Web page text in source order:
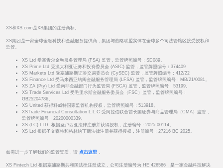
XS和XS.com是XS集团的注册商标。
XS集团是一家全球金融科技和金融服务提供商，集团与战略联盟实体在全球多个司法管辖区接受授权和
监管。
XS Ltd 受塞舌尔金融服务管理局 (FSA) 监管，监管牌照编号：SD089。
XS Prime Ltd 受澳大利亚证券和投资委员会 (ASIC) 监管，监管牌照编号：374409
XS Markets Ltd 受塞浦路斯证券交易委员会 (CySEC) 监管，监管牌照编号：412/22
XS Finance Ltd 受马来西亚纳闽金融服务管理局 (LFSA) 监管，监管牌照编号：MB/21/0081。
XS ZA (Pty) Ltd 受南非金融部门行为监管局 (FSCA) 监管，监管牌照编号：53199。
XS Trade Services Ltd 受毛里求斯金融服务委员会（FSC）监管，监管牌照编号：
GB25204786。
XS United 获得科威特国家监管机构授权，监管牌照编号：513918。
XSTrade Financial Consultation L.L.C 受阿拉伯联合酋长国证券与商品管理局（CMA）监管，
监管牌照编号：20200000339。
XS (LC) LTD. 根据圣卢西亚法律注册并获得授权，注册编号：2025-00114。
XS Ltd 根据圣文森特和格林纳丁斯法律注册并获得授权，注册编号：27216 BC 2025。
如需进一步了解我们的监管资质，请 点击这里
XS Fintech Ltd 根据塞浦路斯共和国法律注册成立，公司注册编号为 HE 426566，是一家金融科技解决